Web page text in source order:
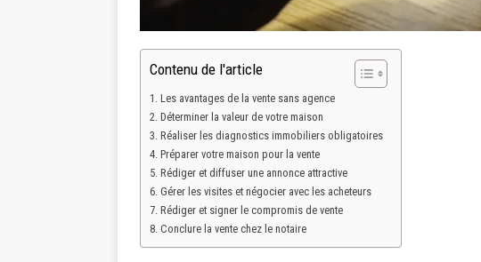
Contenu de l'article
Les avantages de la vente sans agence
Déterminer la valeur de votre maison
Réaliser les diagnostics immobiliers obligatoires
Préparer votre maison pour la vente
Rédiger et diffuser une annonce attractive
Gérer les visites et négocier avec les acheteurs
Rédiger et signer le compromis de vente
Conclure la vente chez le notaire